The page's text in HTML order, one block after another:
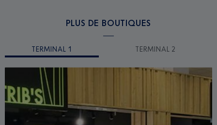
PLUS DE BOUTIQUES
TERMINAL 1 TERMINAL 2